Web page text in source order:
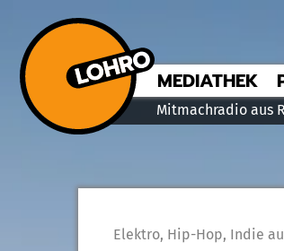
Mitmachradio aus
MEDIATHEK
Elektro, Hip-Hop, Indie